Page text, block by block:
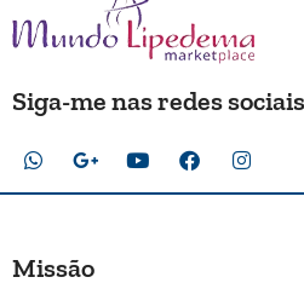
Siga-me nas redes sociais
Missão